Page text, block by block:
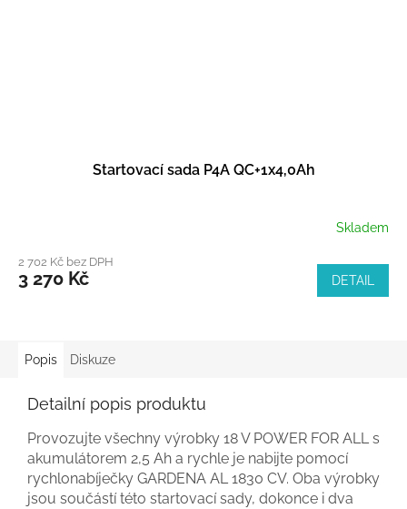
Startovací sada P4A QC+1x4,0Ah
Skladem
2 702 Kč bez DPH
3 270 Kč DETAIL
Popis Diskuze
Detailní popis produktu
Provozujte všechny výrobky 18 V POWER FOR ALL s
akumulátorem 2,5 Ah a rychle je nabijte pomocí
rychlonabíječky GARDENA AL 1830 CV. Oba výrobky
jsou součástí této startovací sady, dokonce i dva